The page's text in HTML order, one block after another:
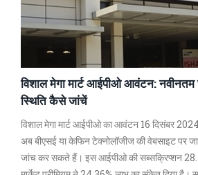
विशाल मेगा मार्ट आईपीओ आवंटन:
स्थिति कैसे जांचें
विशाल मेगा मार्ट आईपीओ का आवंटन 16 दिसंबर
अब बीएसई या केफिन टेक्नोलॉजीज की वेबसाइट पर
जांच कर सकते हैं। इस आईपीओ की सब्सक्रिप्शन